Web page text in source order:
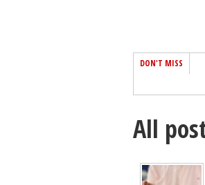
DON'T MISS
All